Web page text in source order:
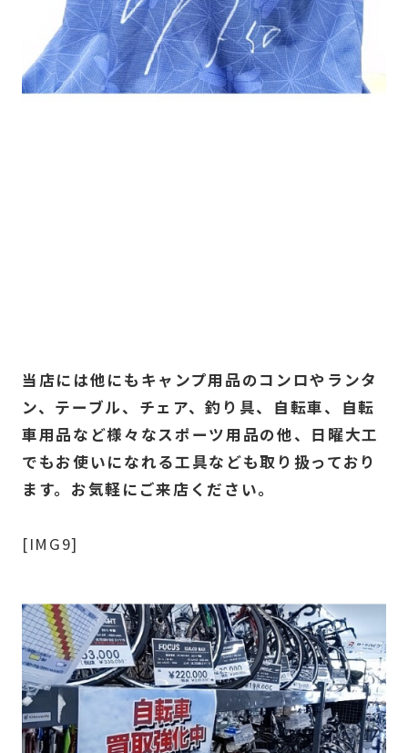
当店には他にもキャンプ用品のコンロやランタ
ン、テーブル、チェア、釣り具、自転車、自転
車用品など様々なスポーツ用品の他、日曜大工
でもお使いになれる工具なども取り扱っており
ます。お気軽にご来店ください。
[IMG9]